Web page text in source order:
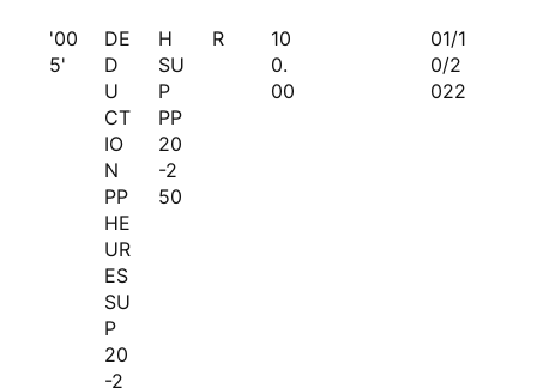
'00
5'
DE
D
U
CT
IO
N
PP
HE
UR
ES
SU
P
20
-2
H
SU
P
PP
20
-2
50
R
10
0.
00
01/1
0/2
022